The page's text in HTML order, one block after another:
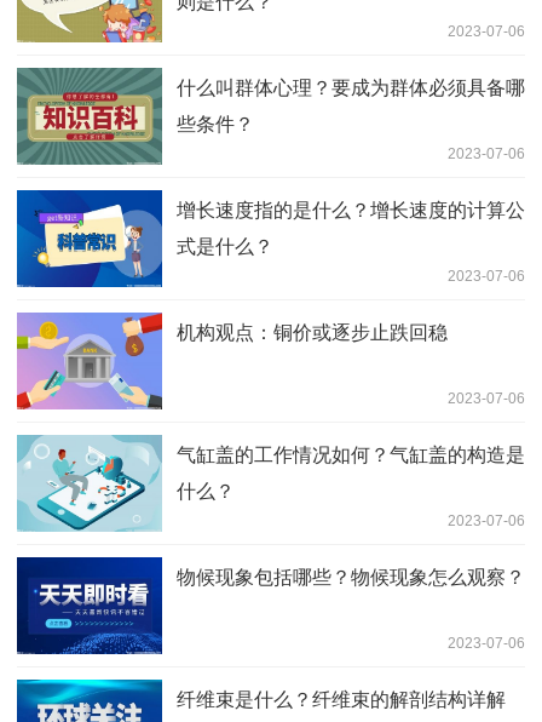
2023-07-06
什么叫群体心理？要成为群体必须具备哪
些条件？
2023-07-06
增长速度指的是什么？增长速度的计算公
式是什么？
2023-07-06
机构观点：铜价或逐步止跌回稳
2023-07-06
气缸盖的工作情况如何？气缸盖的构造是
什么？
2023-07-06
物候现象包括哪些？物候现象怎么观察？
2023-07-06
纤维束是什么？纤维束的解剖结构详解